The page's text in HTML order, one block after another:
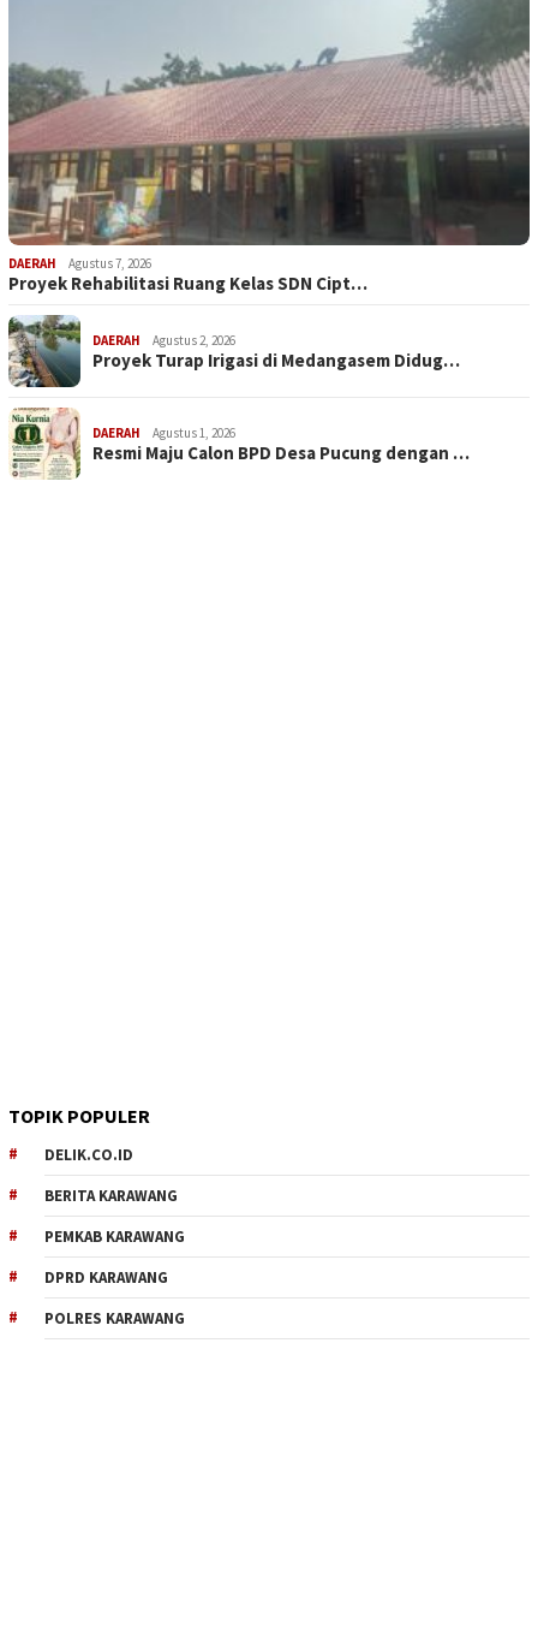
DAERAH Agustus 7, 2026
Proyek Rehabilitasi Ruang Kelas SDN Cipt…
DAERAH Agustus 2, 2026
Proyek Turap Irigasi di Medangasem Didug…
DAERAH Agustus 1, 2026
Resmi Maju Calon BPD Desa Pucung dengan …
TOPIK POPULER
DELIK.CO.ID
BERITA KARAWANG
PEMKAB KARAWANG
DPRD KARAWANG
POLRES KARAWANG